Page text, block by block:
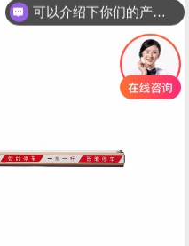
可以介绍下你们的产品么